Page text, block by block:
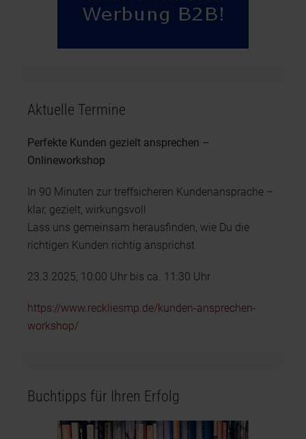
Aktuelle Termine
Perfekte Kunden gezielt ansprechen –
Onlineworkshop
In 90 Minuten zur treffsicheren Kundenansprache –
klar, gezielt, wirkungsvoll
Lass uns gemeinsam herausfinden, wie Du die
richtigen Kunden richtig ansprichst
23.3.2025, 10:00 Uhr bis ca. 11:30 Uhr
https://www.reckliesmp.de/kunden-ansprechen-
workshop/
Buchtipps für Ihren Erfolg